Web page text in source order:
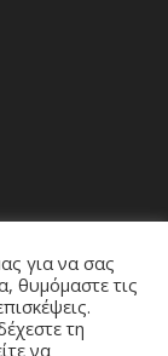
για να σας
θυμόμαστε τις
τη
να